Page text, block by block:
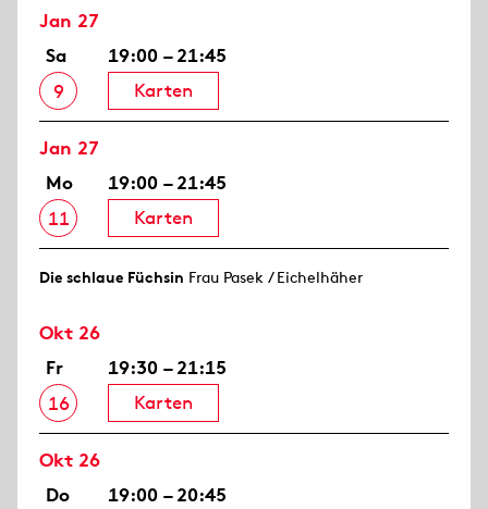
Jan 27
Sa
9
19:00 – 21:45
Karten
Jan 27
Mo
11
19:00 – 21:45
Karten
Die schlaue Füchsin Frau Pasek / Eichelhäher
Okt 26
Fr
16
19:30 – 21:15
Karten
Okt 26
Do
19:00 – 20:45